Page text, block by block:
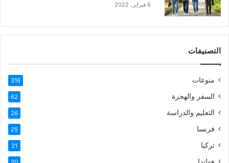
6 فبراير، 2022
التصنيفات
منوعات 316
السفر والهجرة 62
التعليم والدراسة 26
فرنسا 25
تركيا 21
هولندا